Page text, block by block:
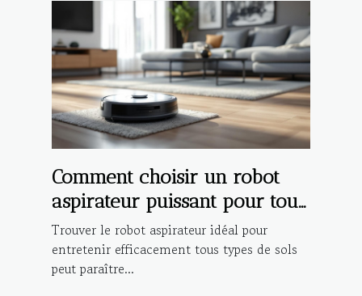
Comment choisir un robot
aspirateur puissant pour tout
type de sol ?
Trouver le robot aspirateur idéal pour
entretenir efficacement tous types de sols
peut paraître...